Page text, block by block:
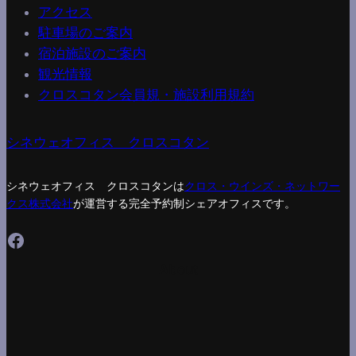
アクセス
駐車場のご案内
宿泊施設のご案内
観光情報
クロスコタン会員規・施設利用規約
シネウェオフィス クロスコタン
シネウェオフィス クロスコタンはクロス・ウインズ・ネットワー
クス株式会社が運営する完全予約制シェアオフィスです。
Facebook